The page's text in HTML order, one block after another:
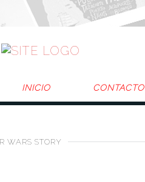
INICIO CONTACTO
WARS STORY